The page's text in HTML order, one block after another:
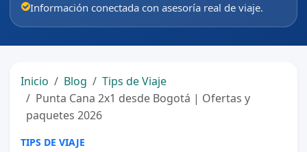
Información conectada con asesoría real de viaje.
Inicio Blog
Tips de Viaje
Punta Cana 2x1 desde Bogotá | Ofertas y
paquetes 2026
TIPS DE VIAJE